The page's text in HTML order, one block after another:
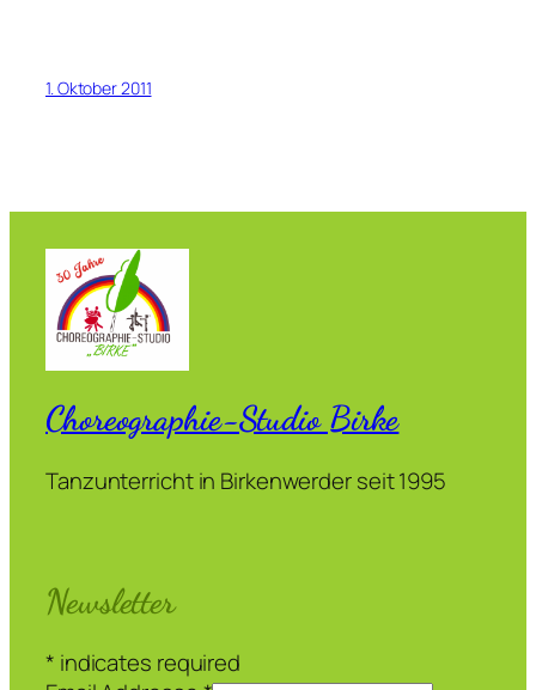
1. Oktober 2011
Choreographie-Studio Birke
Tanzunterricht in Birkenwerder seit 1995
Newsletter
* indicates required